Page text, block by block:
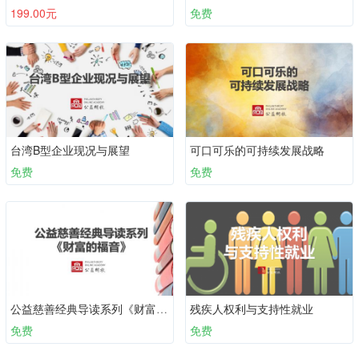
199.00元
免费
台湾B型企业现况与展望
免费
可口可乐的可持续发展战略
免费
公益慈善经典导读系列《财富的福音》
免费
残疾人权利与支持性就业
免费